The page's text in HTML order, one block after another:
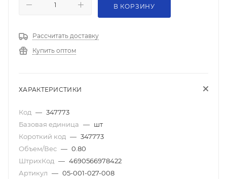
В КОРЗИНУ
Рассчитать доставку
Купить оптом
ХАРАКТЕРИСТИКИ
Код — 347773
Базовая единица — шт
Короткий код — 347773
Объем/Вес — 0.80
ШтрихКод — 4690566978422
Артикул — 05-001-027-008